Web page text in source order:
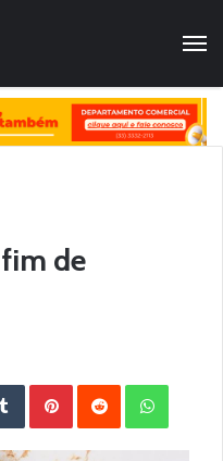
de
Tumblr Pinterest Reddit